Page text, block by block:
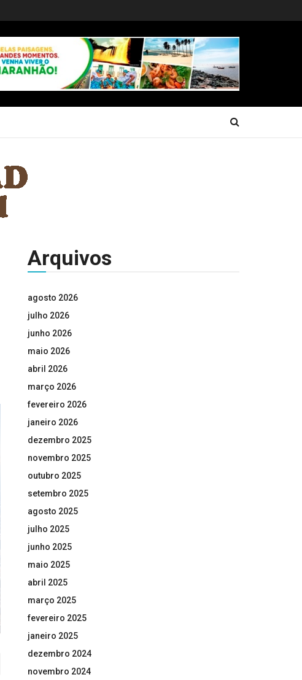
Arquivos
agosto 2026
julho 2026
junho 2026
maio 2026
abril 2026
março 2026
fevereiro 2026
janeiro 2026
dezembro 2025
novembro 2025
outubro 2025
setembro 2025
agosto 2025
julho 2025
junho 2025
maio 2025
abril 2025
março 2025
fevereiro 2025
janeiro 2025
dezembro 2024
novembro 2024